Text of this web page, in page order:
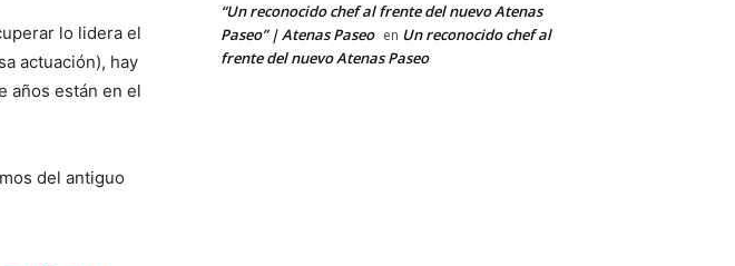
lo lidera el
actuación), hay
años están en el
del antiguo
“Un reconocido chef al frente del nuevo Atenas
Paseo” | Atenas Paseo en Un reconocido chef al
frente del nuevo Atenas Paseo